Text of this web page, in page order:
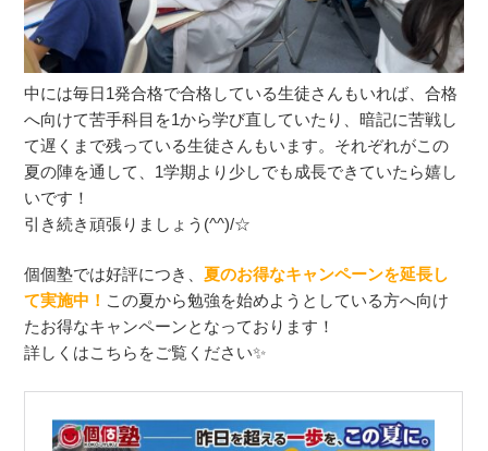
中には毎日1発合格で合格している生徒さんもいれば、合格
へ向けて苦手科目を1から学び直していたり、暗記に苦戦し
て遅くまで残っている生徒さんもいます。それぞれがこの
夏の陣を通して、1学期より少しでも成長できていたら嬉し
いです！
引き続き頑張りましょう(^^)/☆
個個塾では好評につき、夏のお得なキャンペーンを延長し
て実施中！ この夏から勉強を始めようとしている方へ向け
たお得なキャンペーンとなっております！
詳しくはこちらをご覧ください✨